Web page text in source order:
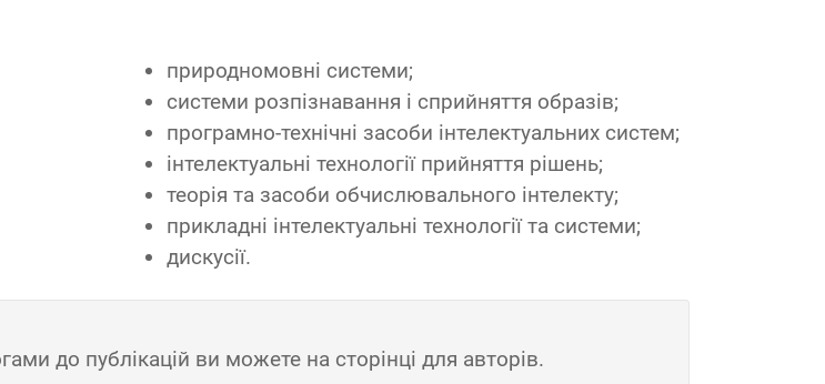
природномовні системи;
системи розпізнавання і сприйняття образів;
програмно-технічні засоби інтелектуальних систем;
інтелектуальні технології прийняття рішень;
теорія та засоби обчислювального інтелекту;
прикладні інтелектуальні технології та системи;
дискусії.
до публікацій ви можете на сторінці для авторів.